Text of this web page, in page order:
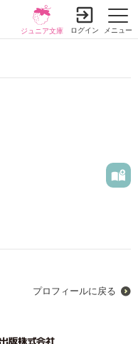
メニュー
ジュニア文庫 ログイン
プロフィールに戻る